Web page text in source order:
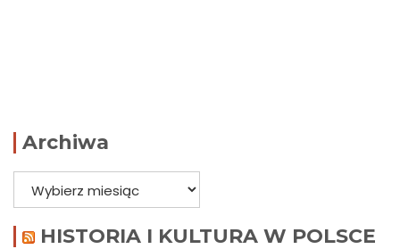
Archiwa
HISTORIA I KULTURA W POLSCE